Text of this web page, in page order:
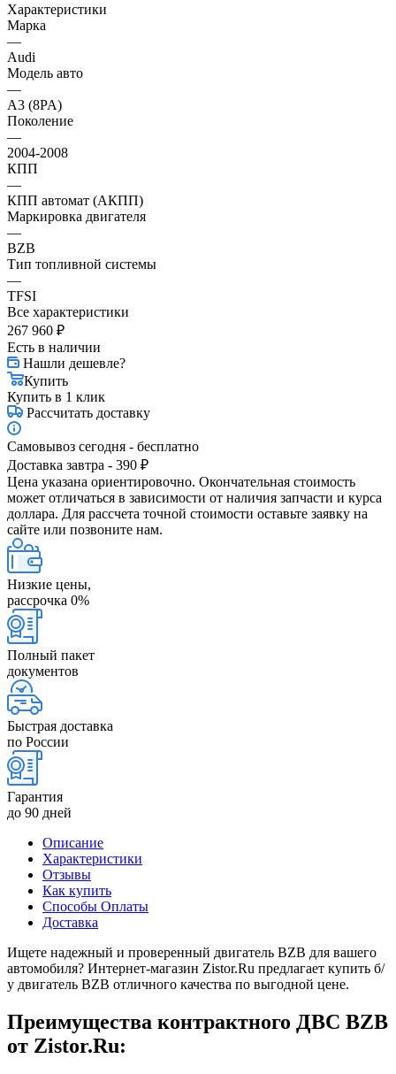
Характеристики
Марка
—
Audi
Модель авто
—
A3 (8PA)
Поколение
—
2004-2008
КПП
—
КПП автомат (АКПП)
Маркировка двигателя
—
BZB
Тип топливной системы
—
TFSI
Все характеристики
267 960 ₽
Есть в наличии
Нашли дешевле?
Купить
Купить в 1 клик
Рассчитать доставку
Самовывоз сегодня - бесплатно
Доставка завтра - 390 ₽
Цена указана ориентировочно. Окончательная стоимость
может отличаться в зависимости от наличия запчасти и курса
доллара. Для рассчета точной стоимости оставьте заявку на
сайте или позвоните нам.
Низкие цены,
рассрочка 0%
Полный пакет
документов
Быстрая доставка
по России
Гарантия
до 90 дней
Описание
Характеристики
Отзывы
Как купить
Способы Оплаты
Доставка
Ищете надежный и проверенный двигатель BZB для вашего
автомобиля? Интернет-магазин Zistor.Ru предлагает купить б/
у двигатель BZB отличного качества по выгодной цене.
Преимущества контрактного ДВС BZB
от Zistor.Ru: